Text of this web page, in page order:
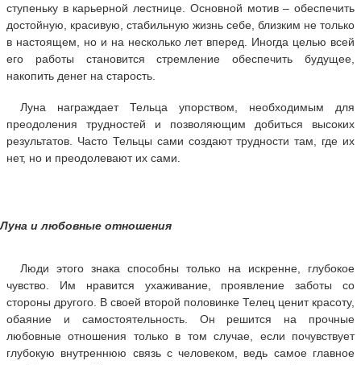
ступеньку в карьерной лестнице. Основной мотив – обеспечить
достойную, красивую, стабильную жизнь себе, близким не только
в настоящем, но и на несколько лет вперед. Иногда целью всей
его работы становится стремление обеспечить будущее,
накопить денег на старость.
Луна награждает Тельца упорством, необходимым для
преодоления трудностей и позволяющим добиться высоких
результатов. Часто Тельцы сами создают трудности там, где их
нет, но и преодолевают их сами.
Луна и любовные отношения
Люди этого знака способны только на искренне, глубокое
чувство. Им нравится ухаживание, проявление заботы со
стороны другого. В своей второй половинке Телец ценит красоту,
обаяние и самостоятельность. Он решится на прочные
любовные отношения только в том случае, если почувствует
глубокую внутреннюю связь с человеком, ведь самое главное